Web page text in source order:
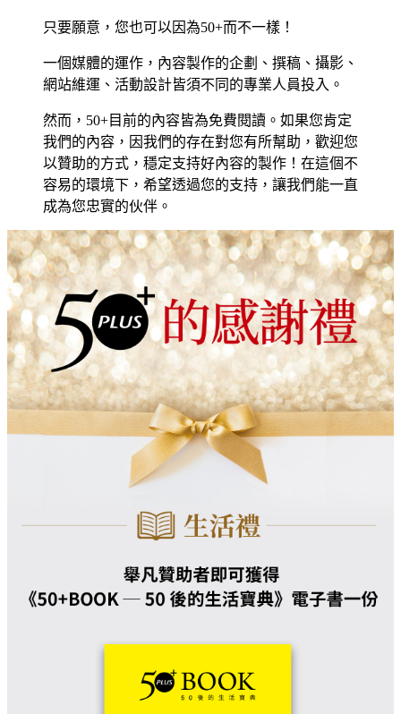
只要願意，您也可以因為50+而不一樣！
一個媒體的運作，內容製作的企劃、撰稿、攝影、
網站維運、活動設計皆須不同的專業人員投入。
然而，50+目前的內容皆為免費閱讀。如果您肯定
我們的內容，因我們的存在對您有所幫助，歡迎您
以贊助的方式，穩定支持好內容的製作！在這個不
容易的環境下，希望透過您的支持，讓我們能一直
成為您忠實的伙伴。